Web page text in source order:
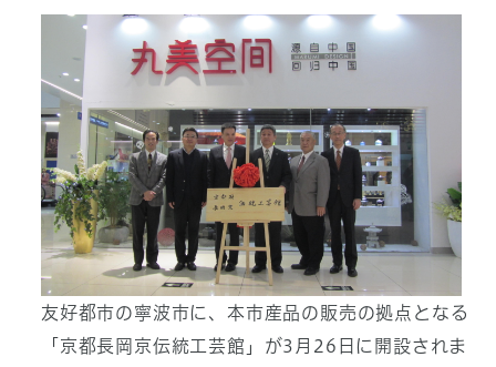
友好都市の寧波市に、本市産品の販売の拠点となる
「京都長岡京伝統工芸館」が3月26日に開設されま